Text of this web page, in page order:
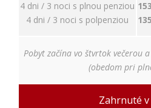
4 dni / 3 noci s plnou penziou
4 dni / 3 noci s polpenziou
Pobyt začína vo štvrtok večerou
(obedom pri
Zahrnuté v
návštevníci
používajú
mohli
cookies